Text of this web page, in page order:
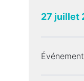
27 juillet